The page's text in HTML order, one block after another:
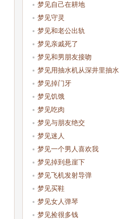
梦见自己在耕地
梦见守灵
梦见和老公出轨
梦见亲戚死了
梦见和男朋友接吻
梦见用抽水机从深井里抽水
梦见掉门牙
梦见饥饿
梦见吃肉
梦见与朋友绝交
梦见迷人
梦见一个男人喜欢我
梦见掉到悬崖下
梦见飞机发射导弹
梦见买鞋
梦见女人弹琴
梦见捡很多钱